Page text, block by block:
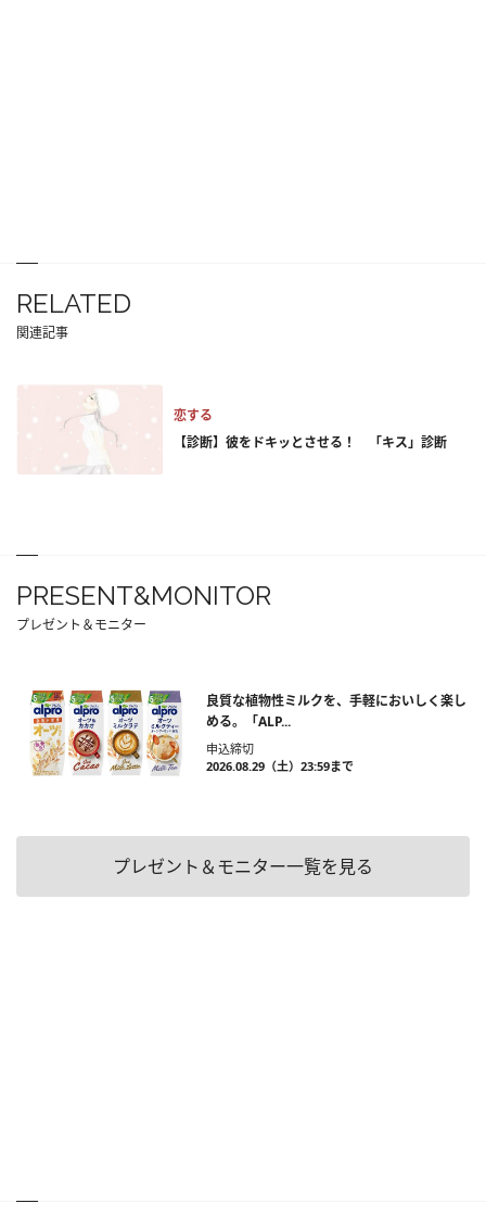
RELATED
関連記事
恋する
【診断】彼をドキッとさせる！ 「キス」診断
PRESENT&MONITOR
プレゼント＆モニター
良質な植物性ミルクを、手軽においしく楽し
める。「ALP...
申込締切
2026.08.29（土）23:59まで
プレゼント＆モニター一覧を見る